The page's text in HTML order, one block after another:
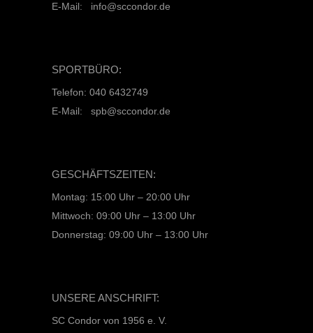
E-Mail: info@sccondor.de
SPORTBÜRO:
Telefon: 040 6432749
E-Mail: spb@sccondor.de
GESCHÄFTSZEITEN:
Montag: 15:00 Uhr – 20:00 Uhr
Mittwoch: 09:00 Uhr – 13:00 Uhr
Donnerstag: 09:00 Uhr – 13:00 Uhr
UNSERE ANSCHRIFT:
SC Condor von 1956 e. V.